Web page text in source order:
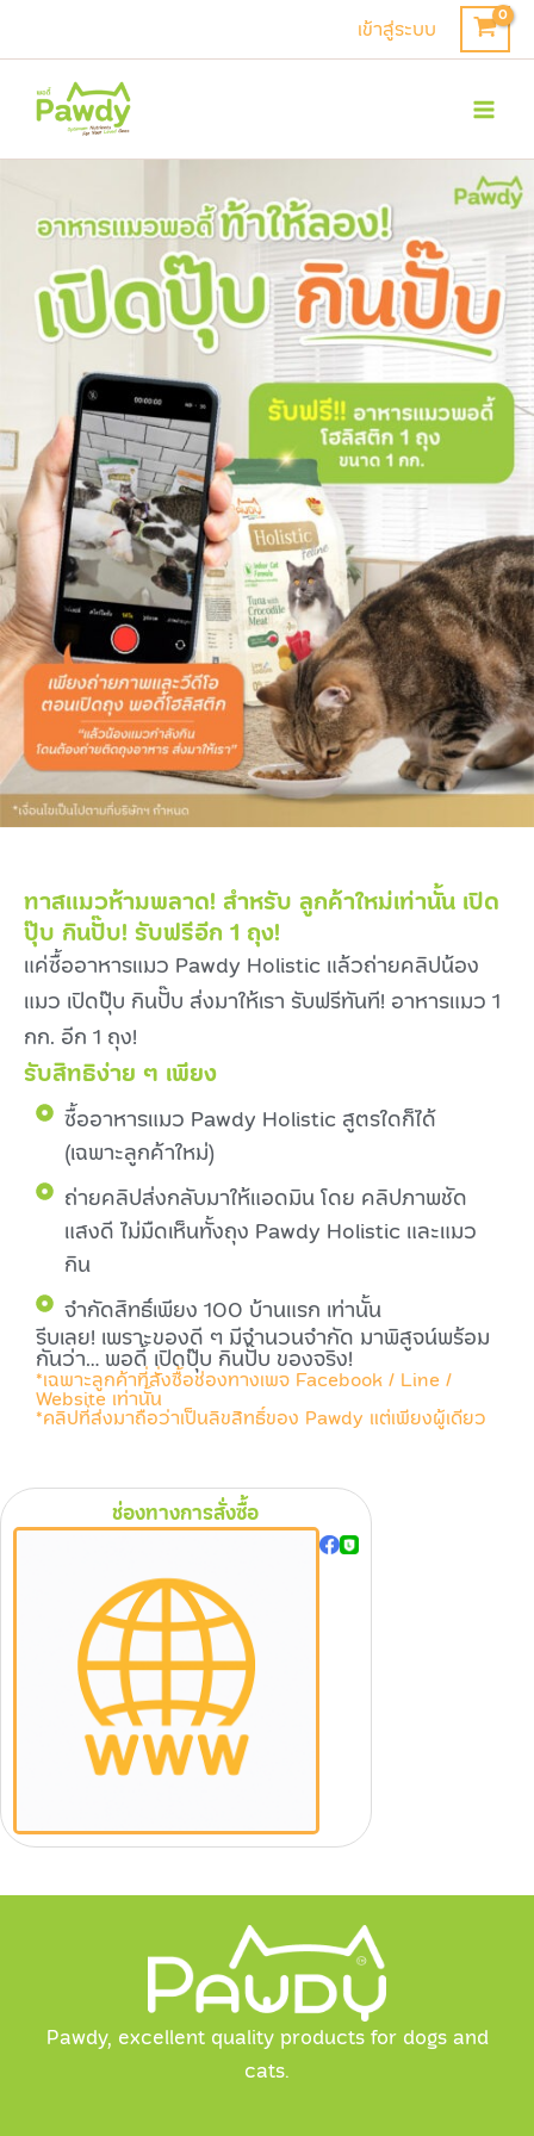
content
เข้าสู่ระบบ
ทาสแมวห้ามพลาด! สำหรับ ลูกค้าใหม่เท่านั้น เปิด
ปุ๊บ กินปั๊บ! รับฟรีอีก 1 ถุง!
แค่ซื้ออาหารแมว Pawdy Holistic แล้วถ่ายคลิปน้อง
แมว เปิดปุ๊บ กินปั๊บ ส่งมาให้เรา รับฟรีทันที! อาหารแมว 1
กก. อีก 1 ถุง!
รับสิทธิง่าย ๆ เพียง
ซื้ออาหารแมว Pawdy Holistic สูตรใดก็ได้
(เฉพาะลูกค้าใหม่)
ถ่ายคลิปส่งกลับมาให้แอดมิน โดย คลิปภาพชัด
แสงดี ไม่มืดเห็นทั้งถุง Pawdy Holistic และแมว
กิน
จำกัดสิทธิ์เพียง 100 บ้านแรก เท่านั้น
รีบเลย! เพราะของดี ๆ มีจำนวนจำกัด มาพิสูจน์พร้อม
กันว่า… พอดี้ เปิดปุ๊บ กินปั๊บ ของจริง!
*เฉพาะลูกค้าที่สั่งซื้อช่องทางเพจ Facebook / Line /
Website เท่านั้น
*คลิปที่ส่งมาถือว่าเป็นลิขสิทธิ์ของ Pawdy แต่เพียงผู้เดียว
ช่องทางการสั่งซื้อ
Pawdy, excellent quality products for dogs and
cats.